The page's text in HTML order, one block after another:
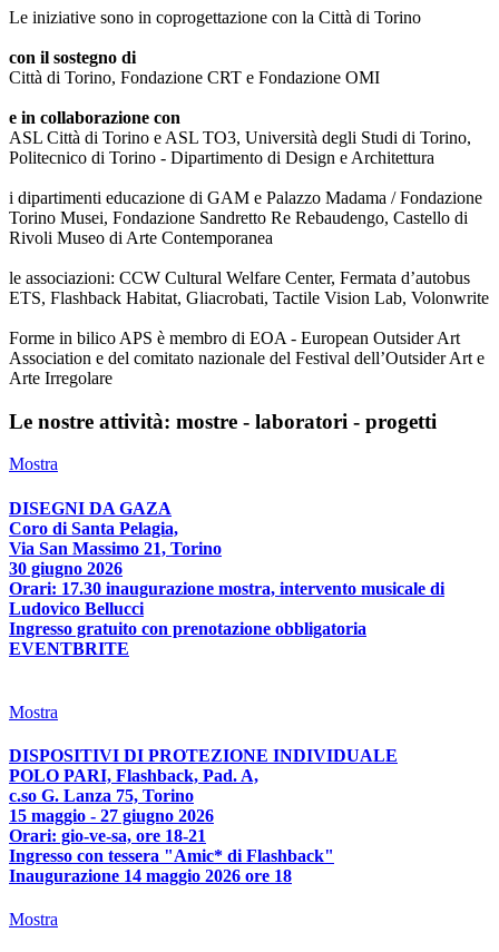
Le iniziative sono in coprogettazione con la Città di Torino
con il sostegno di
Città di Torino, Fondazione CRT e Fondazione OMI
e in collaborazione con
ASL Città di Torino e ASL TO3, Università degli Studi di Torino,
Politecnico di Torino - Dipartimento di Design e Architettura
i dipartimenti educazione di GAM e Palazzo Madama / Fondazione
Torino Musei, Fondazione Sandretto Re Rebaudengo, Castello di
Rivoli Museo di Arte Contemporanea
le associazioni: CCW Cultural Welfare Center, Fermata d’autobus
ETS, Flashback Habitat, Gliacrobati, Tactile Vision Lab, Volonwrite
Forme in bilico APS è membro di EOA - European Outsider Art
Association e del comitato nazionale del Festival dell’Outsider Art e
Arte Irregolare
Le nostre attività: mostre - laboratori - progetti
Mostra
DISEGNI DA GAZA
Coro di Santa Pelagia,
Via San Massimo 21, Torino
30 giugno 2026
Orari: 17.30 inaugurazione mostra, intervento musicale di
Ludovico Bellucci
Ingresso gratuito con prenotazione obbligatoria
EVENTBRITE
Mostra
DISPOSITIVI DI PROTEZIONE INDIVIDUALE
POLO PARI, Flashback, Pad. A,
c.so G. Lanza 75, Torino
15 maggio - 27 giugno 2026
Orari: gio-ve-sa, ore 18-21
Ingresso con tessera "Amic* di Flashback"
Inaugurazione 14 maggio 2026 ore 18
Mostra